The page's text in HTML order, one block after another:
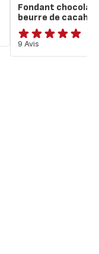
Fondant
beurre de
ratings.4.9
9 Avis